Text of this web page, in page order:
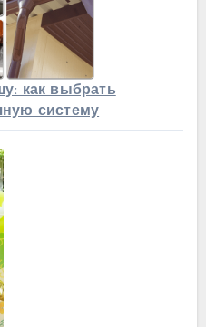
как выбрать
систему